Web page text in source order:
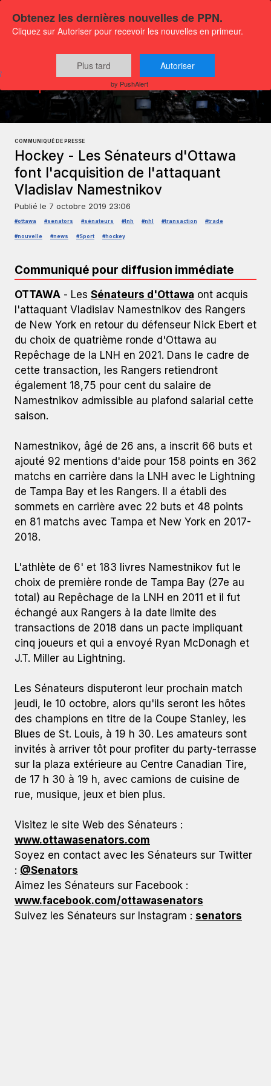
Communiqués
Sports et Loisirs
COMMUNIQUÉ DE PRESSE
Hockey - Les Sénateurs d'Ottawa
font l'acquisition de l'attaquant
Vladislav Namestnikov
Publié le 7 octobre 2019 23:06
#ottawa #senators #sénateurs #lnh #nhl #transaction #trade
#nouvelle #news #Sport #hockey
Communiqué pour diffusion immédiate
OTTAWA - Les Sénateurs d'Ottawa ont acquis
l'attaquant Vladislav Namestnikov des Rangers
de New York en retour du défenseur Nick Ebert et
du choix de quatrième ronde d'Ottawa au
Repêchage de la LNH en 2021. Dans le cadre de
cette transaction, les Rangers retiendront
également 18,75 pour cent du salaire de
Namestnikov admissible au plafond salarial cette
saison.
Namestnikov, âgé de 26 ans, a inscrit 66 buts et
ajouté 92 mentions d'aide pour 158 points en 362
matchs en carrière dans la LNH avec le Lightning
de Tampa Bay et les Rangers. Il a établi des
sommets en carrière avec 22 buts et 48 points
en 81 matchs avec Tampa et New York en 2017-
2018.
L'athlète de 6' et 183 livres Namestnikov fut le
choix de première ronde de Tampa Bay (27e au
total) au Repêchage de la LNH en 2011 et il fut
échangé aux Rangers à la date limite des
transactions de 2018 dans un pacte impliquant
cinq joueurs et qui a envoyé Ryan McDonagh et
J.T. Miller au Lightning.
Les Sénateurs disputeront leur prochain match
jeudi, le 10 octobre, alors qu'ils seront les hôtes
des champions en titre de la Coupe Stanley, les
Blues de St. Louis, à 19 h 30. Les amateurs sont
invités à arriver tôt pour profiter du party-terrasse
sur la plaza extérieure au Centre Canadian Tire,
de 17 h 30 à 19 h, avec camions de cuisine de
rue, musique, jeux et bien plus.
Visitez le site Web des Sénateurs :
www.ottawasenators.com
Soyez en contact avec les Sénateurs sur Twitter
: @Senators
Aimez les Sénateurs sur Facebook :
www.facebook.com/ottawasenators
Suivez les Sénateurs sur Instagram : senators
Obtenez les dernières nouvelles de PPN.
Cliquez sur Autoriser pour recevoir les nouvelles en primeur.
Plus tard Autoriser
by PushAlert